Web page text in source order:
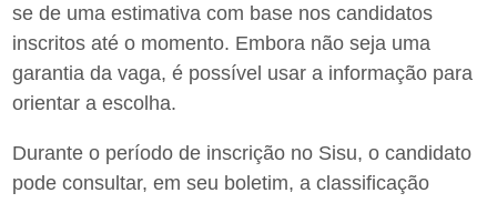
se de uma estimativa com base nos candidatos
inscritos até o momento. Embora não seja uma
garantia da vaga, é possível usar a informação para
orientar a escolha.
Durante o período de inscrição no Sisu, o candidato
pode consultar, em seu boletim, a classificação